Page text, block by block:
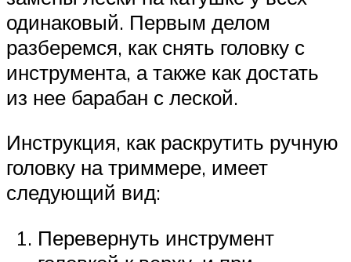
одинаковый. Первым делом
разберемся, как снять головку с
инструмента, а также как достать
из нее барабан с леской.
Инструкция, как раскрутить ручную
головку на триммере, имеет
следующий вид:
Перевернуть инструмент